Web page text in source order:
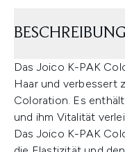
BESCHREIBUNG
Das Joico K-PAK
Haar und verbessert
Coloration. Es
und ihm Vitalität
Das Joico K-PAK